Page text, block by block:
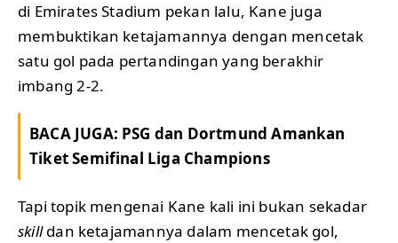
di Emirates Stadium pekan lalu, Kane juga
membuktikan ketajamannya dengan mencetak
satu gol pada pertandingan yang berakhir
imbang 2-2.
BACA JUGA: PSG dan Dortmund Amankan
Tiket Semifinal Liga Champions
Tapi topik mengenai Kane kali ini bukan sekadar
skilldan ketajamannya dalam mencetak gol,